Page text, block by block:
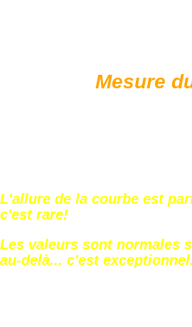
Mesure
L'allure de la courbe est
c'est rare!
Les valeurs sont normales
au-delà... c'est exceptionnel.